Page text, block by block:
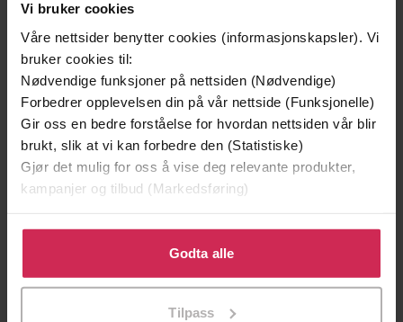
Vi bruker cookies
Våre nettsider benytter cookies (informasjonskapsler). Vi
bruker cookies til:
Nødvendige funksjoner på nettsiden (Nødvendige)
Forbedrer opplevelsen din på vår nettside (Funksjonelle)
Gir oss en bedre forståelse for hvordan nettsiden vår blir
brukt, slik at vi kan forbedre den (Statistiske)
Gjør det mulig for oss å vise deg relevante produkter,
kampanjer og tilbud (Markedsføring)
Klikk på «Godta alle» for å gi oss ditt samtykke til å
bruke cookies for alle disse formålene. Du kan også
tilpasse ditt samtykke til spesifikke formål ved å klikke
Godta alle
Tilpass
EBOK EBOK
Undertittel roman
Forfattere Karl Ove Knausgård (forfatter)
28.10.2022
Lengde 482sider